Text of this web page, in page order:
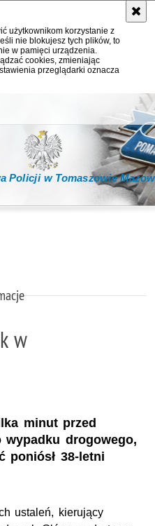
użytkownikom korzystanie z
nie blokujesz tych plików, to
w pamięci urządzenia.
cookies, zmieniając
przeglądarki oznacza
Policji w Tomaszowie
w
minut przed
wypadku drogowego,
poniósł 38-letni
ustaleń, kierujący